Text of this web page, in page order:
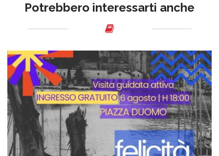
Potrebbero interessarti anche